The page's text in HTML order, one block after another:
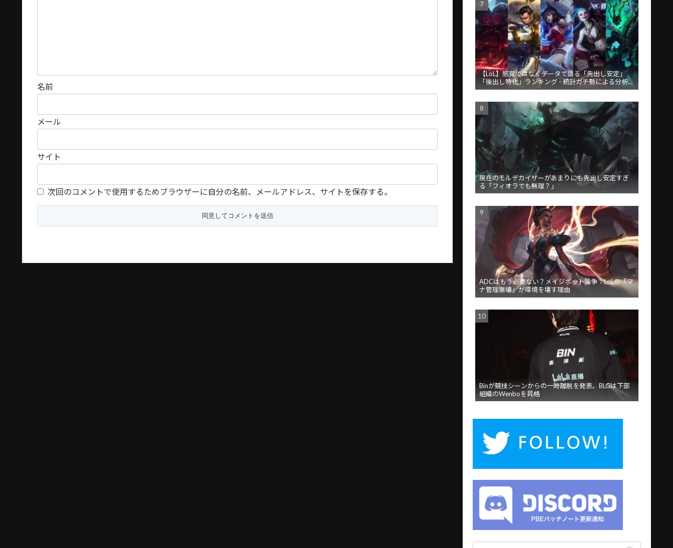
名前
メール
サイト
次回のコメントで使用するためブラウザーに自分の名前、メールアドレス、サイトを保存する。
【LoL】感覚ではなくデータで語る「先出し安定」
「後出し特化」ランキング - 統計ガチ勢による分析が
話題
現在のモルデカイザーがあまりにも先出し安定すぎ
る「フィオラでも無理？」
ADCはもう必要ない？メイジボット論争：LoLの「マ
ナ管理崩壊」が環境を壊す理由
Binが競技シーンからの一時離脱を発表。BLGは下部
組織のWenboを昇格